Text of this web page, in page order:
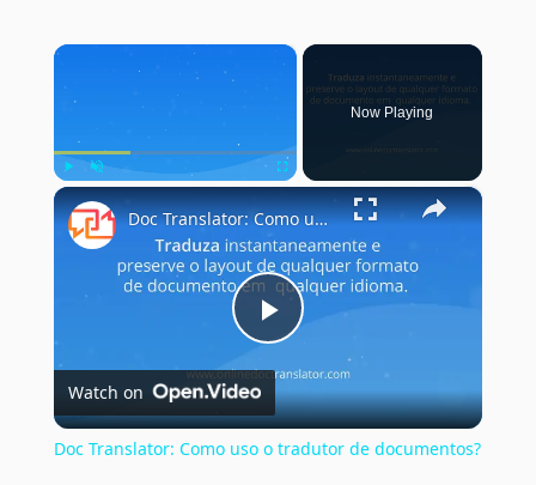
×
Play Unmute Fullscreen
Now Playing
×
Play
Video
Doc Translator: Como uso o tradutor de documentos?
Watch on
Doc Translator: Como uso o tradutor de documentos?